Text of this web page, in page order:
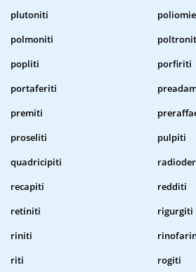
plutoniti
polmoniti
popliti
porfiriti
portaferiti
premiti
proseliti
pulpiti
quadricipiti
recapiti
redditi
retiniti
rigurgiti
riniti
riti
rogiti